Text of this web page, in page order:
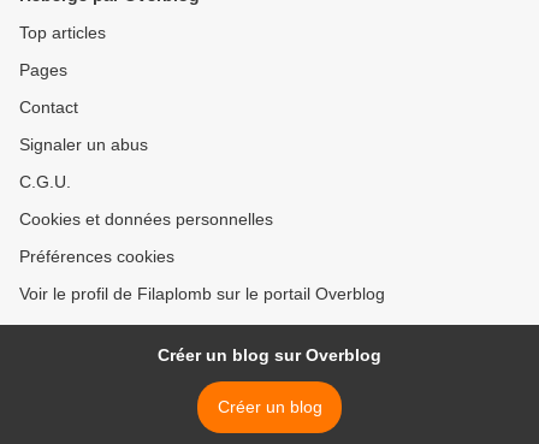
Top articles
Pages
Contact
Signaler un abus
C.G.U.
Cookies et données personnelles
Préférences cookies
Voir le profil de Filaplomb sur le portail Overblog
Créer un blog sur Overblog
Créer un blog